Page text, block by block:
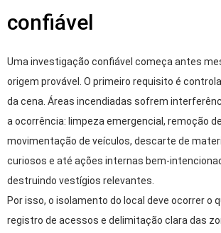
confiável
Uma investigação confiável começa antes
origem provável. O primeiro requisito é
da cena. Áreas incendiadas sofrem
a ocorrência: limpeza emergencial, remoção
movimentação de veículos, descarte de
curiosos e até ações internas bem-
destruindo vestígios relevantes.
Por isso, o isolamento do local deve ocorrer o
registro de acessos e delimitação clara das